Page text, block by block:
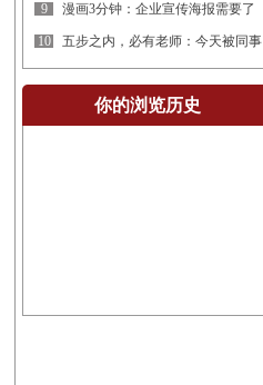
9 漫画3分钟：企业宣传海报需要了
10
五步之内，必有老师：今天被同事
你的浏览历史